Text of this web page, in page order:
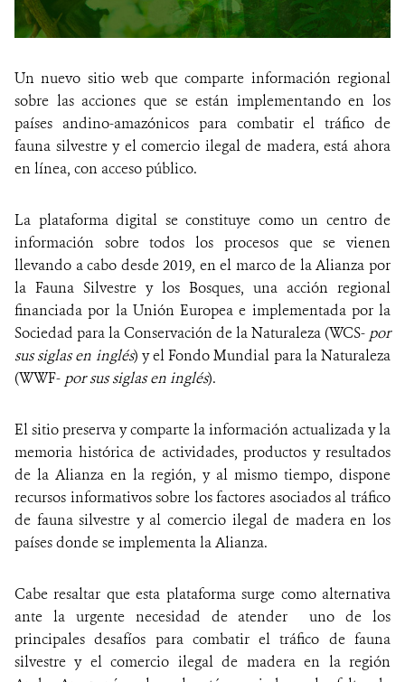
Un nuevo sitio web que comparte información regional
sobre las acciones que se están implementando en los
países andino-amazónicos para combatir el tráfico de
fauna silvestre y el comercio ilegal de madera, está ahora
en línea, con acceso público.
La plataforma digital se constituye como un centro de
información sobre todos los procesos que se vienen
llevando a cabo desde 2019, en el marco de la Alianza por
la Fauna Silvestre y los Bosques, una acción regional
financiada por la Unión Europea e implementada por la
Sociedad para la Conservación de la Naturaleza (WCS- por
sus siglas en inglés) y el Fondo Mundial para la Naturaleza
(WWF- por sus siglas en inglés).
El sitio preserva y comparte la información actualizada y la
memoria histórica de actividades, productos y resultados
de la Alianza en la región, y al mismo tiempo, dispone
recursos informativos sobre los factores asociados al tráfico
de fauna silvestre y al comercio ilegal de madera en los
países donde se implementa la Alianza.
Cabe resaltar que esta plataforma surge como alternativa
ante la urgente necesidad de atender uno de los
principales desafíos para combatir el tráfico de fauna
silvestre y el comercio ilegal de madera en la región